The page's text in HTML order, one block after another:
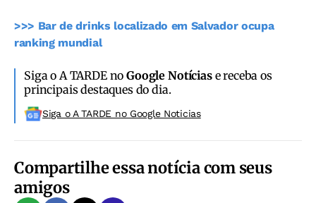
>>> Bar de drinks localizado em Salvador ocupa
ranking mundial
Siga o A TARDE noGoogle Notíciase receba os
principais destaques do dia.
Siga o A TARDE no Google Noticias
Compartilhe essa notícia com seus
amigos